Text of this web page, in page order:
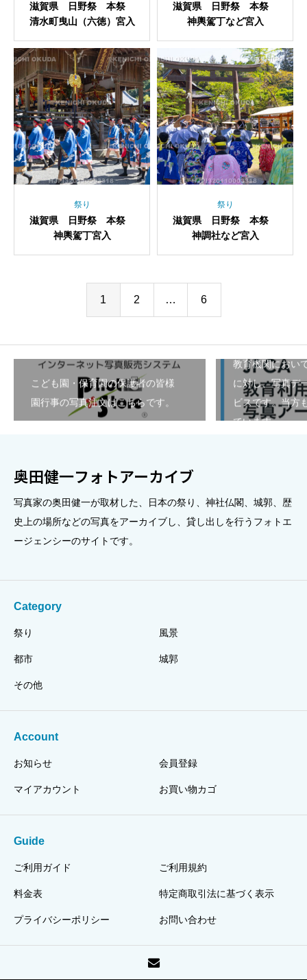
滋賀県 日野祭 本祭
清水町曳山（六徳）宮入
滋賀県 日野祭 本祭
神輿駕丁など宮入
祭り
滋賀県 日野祭 本祭
神輿駕丁宮入
祭り
滋賀県 日野祭 本祭
神調社など宮入
1 2 … 6
こども園・保育園の保護者の皆様
園行事の写真注文はこちらです。
教育機関におい
に対し、写真デ
ビスです。当方
ています。
奥田健一フォトアーカイブ
写真家の奥田健一が取材した、日本の祭り、神社仏閣、城郭、歴
史上の場所などの写真をアーカイブし、貸し出しを行うフォトエ
ージェンシーのサイトです。
Category
祭り 風景
都市 城郭
その他
Account
お知らせ 会員登録
マイアカウント お買い物カゴ
Guide
ご利用ガイド ご利用規約
料金表 特定商取引法に基づく表示
プライバシーポリシー お問い合わせ